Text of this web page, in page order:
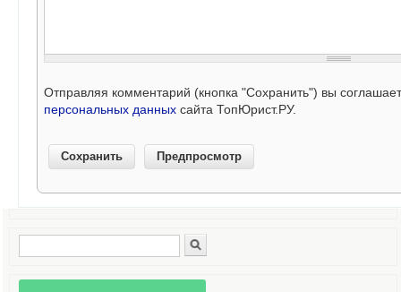
Отправляя комментарий (кнопка "Сохранить") вы
персональных данных сайта ТопЮрист.РУ.
Форма поиска